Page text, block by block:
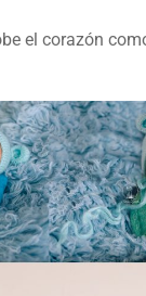
el corazón